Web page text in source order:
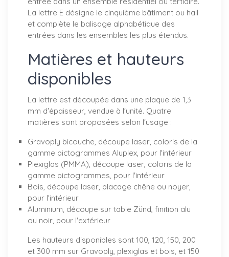
La lettre E désigne le cinquième bâtiment ou hall
et complète le balisage alphabétique des
entrées dans les ensembles les plus étendus.
Matières et hauteurs
disponibles
La lettre est découpée dans une plaque de 1,3
mm d'épaisseur, vendue à l'unité. Quatre
matières sont proposées selon l'usage :
Gravoply bicouche, découpe laser, coloris de la
gamme pictogrammes Aluplex, pour l'intérieur
Plexiglas (PMMA), découpe laser, coloris de la
gamme pictogrammes, pour l'intérieur
Bois, découpe laser, placage chêne ou noyer,
pour l'intérieur
Aluminium, découpe sur table Zünd, finition alu
ou noir, pour l'extérieur
Les hauteurs disponibles sont 100, 120, 150, 200
et 300 mm sur Gravoply, plexiglas et bois, et 150